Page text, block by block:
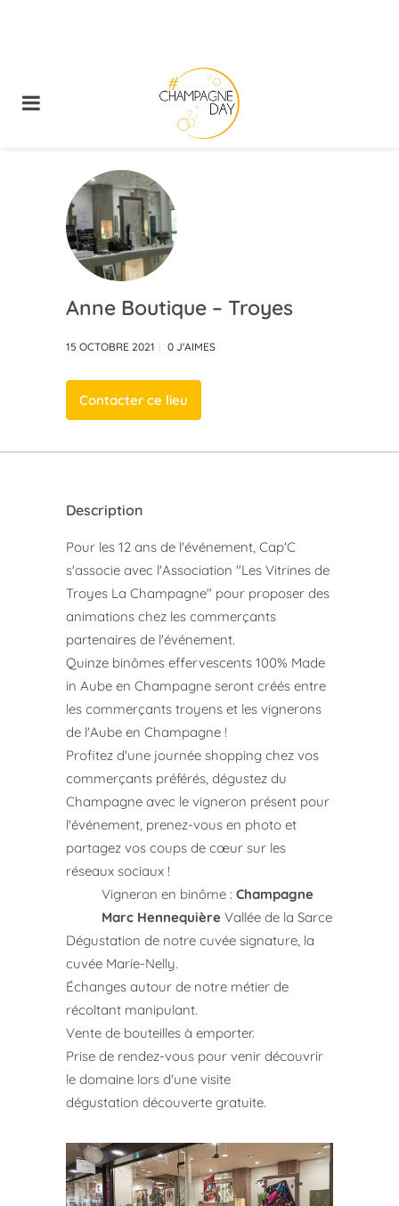
Anne Boutique – Troyes
15 OCTOBRE 2021 0 J'AIMES
Contacter ce lieu
Description
Pour les 12 ans de l'événement, Cap'C
s'associe avec l'Association "Les Vitrines de
Troyes La Champagne" pour proposer des
animations chez les commerçants
partenaires de l'événement.
Quinze binômes effervescents 100% Made
in Aube en Champagne seront créés entre
les commerçants troyens et les vignerons
de l'Aube en Champagne !
Profitez d'une journée shopping chez vos
commerçants préférés, dégustez du
Champagne avec le vigneron présent pour
l'événement, prenez-vous en photo et
partagez vos coups de cœur sur les
réseaux sociaux !
Vigneron en binôme : Champagne
Marc Hennequière Vallée de la Sarce
Dégustation de notre cuvée signature, la
cuvée Marie-Nelly.
Échanges autour de notre métier de
récoltant manipulant.
Vente de bouteilles à emporter.
Prise de rendez-vous pour venir découvrir
le domaine lors d'une visite
dégustation découverte gratuite.